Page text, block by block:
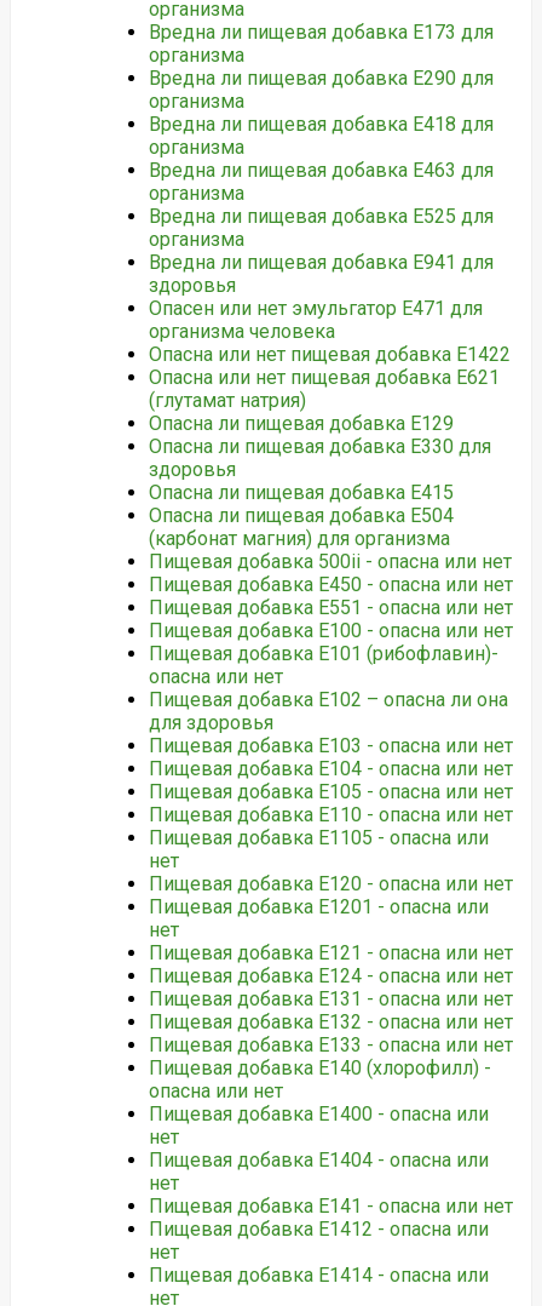
организма
Вредна ли пищевая добавка Е173 для
организма
Вредна ли пищевая добавка Е290 для
организма
Вредна ли пищевая добавка Е418 для
организма
Вредна ли пищевая добавка Е463 для
организма
Вредна ли пищевая добавка Е525 для
организма
Вредна ли пищевая добавка Е941 для
здоровья
Опасен или нет эмульгатор E471 для
организма человека
Опасна или нет пищевая добавка E1422
Опасна или нет пищевая добавка Е621
(глутамат натрия)
Опасна ли пищевая добавка Е129
Опасна ли пищевая добавка Е330 для
здоровья
Опасна ли пищевая добавка Е415
Опасна ли пищевая добавка Е504
(карбонат магния) для организма
Пищевая добавка 500ii - опасна или нет
Пищевая добавка E450 - опасна или нет
Пищевая добавка E551 - опасна или нет
Пищевая добавка Е100 - опасна или нет
Пищевая добавка Е101 (рибофлавин)-
опасна или нет
Пищевая добавка Е102 – опасна ли она
для здоровья
Пищевая добавка Е103 - опасна или нет
Пищевая добавка Е104 - опасна или нет
Пищевая добавка Е105 - опасна или нет
Пищевая добавка Е110 - опасна или нет
Пищевая добавка Е1105 - опасна или
нет
Пищевая добавка Е120 - опасна или нет
Пищевая добавка Е1201 - опасна или
нет
Пищевая добавка Е121 - опасна или нет
Пищевая добавка Е124 - опасна или нет
Пищевая добавка Е131 - опасна или нет
Пищевая добавка Е132 - опасна или нет
Пищевая добавка Е133 - опасна или нет
Пищевая добавка Е140 (хлорофилл) -
опасна или нет
Пищевая добавка Е1400 - опасна или
нет
Пищевая добавка Е1404 - опасна или
нет
Пищевая добавка Е141 - опасна или нет
Пищевая добавка Е1412 - опасна или
нет
Пищевая добавка Е1414 - опасна или
нет